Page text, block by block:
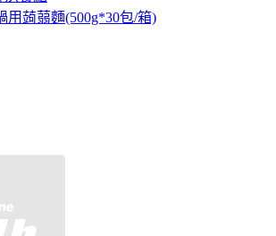
用蒟蒻麵(500g*30包/箱)